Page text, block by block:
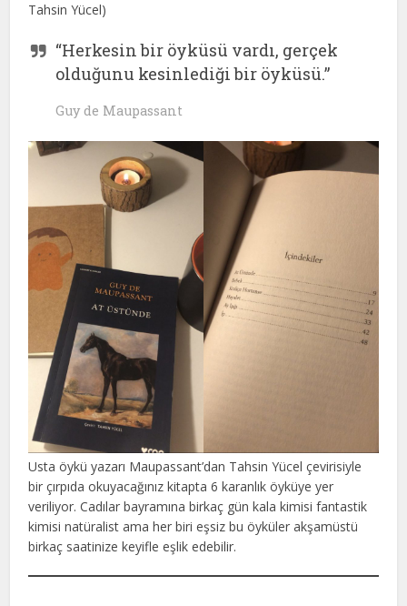
Tahsin Yücel)
“Herkesin bir öyküsü vardı, gerçek
olduğunu kesinlediği bir öyküsü.”
Guy de Maupassant
Usta öykü yazarı Maupassant’dan Tahsin Yücel çevirisiyle
bir çırpıda okuyacağınız kitapta 6 karanlık öyküye yer
veriliyor. Cadılar bayramına birkaç gün kala kimisi fantastik
kimisi natüralist ama her biri eşsiz bu öyküler akşamüstü
birkaç saatinize keyifle eşlik edebilir.